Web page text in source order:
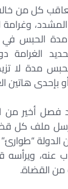
كل من
مدة الحبس
مدة لا
أخير من
ملف كل
عنه،
القضاة.